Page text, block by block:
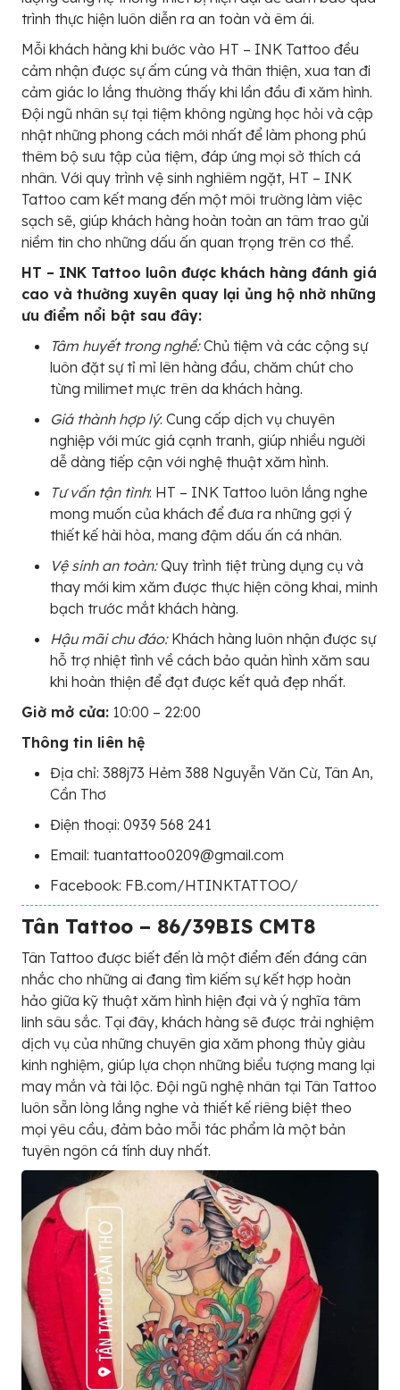
trình thực hiện luôn diễn ra an toàn và êm ái.
Mỗi khách hàng khi bước vào HT – INK Tattoo đều
cảm nhận được sự ấm cúng và thân thiện, xua tan đi
cảm giác lo lắng thường thấy khi lần đầu đi xăm hình.
Đội ngũ nhân sự tại tiệm không ngừng học hỏi và cập
nhật những phong cách mới nhất để làm phong phú
thêm bộ sưu tập của tiệm, đáp ứng mọi sở thích cá
nhân. Với quy trình vệ sinh nghiêm ngặt, HT – INK
Tattoo cam kết mang đến một môi trường làm việc
sạch sẽ, giúp khách hàng hoàn toàn an tâm trao gửi
niềm tin cho những dấu ấn quan trọng trên cơ thể.
HT – INK Tattoo luôn được khách hàng đánh giá
cao và thường xuyên quay lại ủng hộ nhờ những
ưu điểm nổi bật sau đây:
Tâm huyết trong nghề:Chủ tiệm và các cộng sự
luôn đặt sự tỉ mỉ lên hàng đầu, chăm chút cho
từng milimet mực trên da khách hàng.
Giá thành hợp lý: Cung cấp dịch vụ chuyên
nghiệp với mức giá cạnh tranh, giúp nhiều người
dễ dàng tiếp cận với nghệ thuật xăm hình.
Tư vấn tận tình: HT – INK Tattoo luôn lắng nghe
mong muốn của khách để đưa ra những gợi ý
thiết kế hài hòa, mang đậm dấu ấn cá nhân.
Vệ sinh an toàn:Quy trình tiệt trùng dụng cụ và
thay mới kim xăm được thực hiện công khai, minh
bạch trước mắt khách hàng.
Hậu mãi chu đáo:Khách hàng luôn nhận được sự
hỗ trợ nhiệt tình về cách bảo quản hình xăm sau
khi hoàn thiện để đạt được kết quả đẹp nhất.
Giờ mở cửa: 10:00 – 22:00
Thông tin liên hệ
Địa chỉ: 388j73 Hẻm 388 Nguyễn Văn Cừ, Tân An,
Cần Thơ
Điện thoại: 0939 568 241
Email: tuantattoo0209@gmail.com
Facebook: FB.com/HTINKTATTOO/
Tân Tattoo – 86/39BIS CMT8
Tân Tattoo được biết đến là một điểm đến đáng cân
nhắc cho những ai đang tìm kiếm sự kết hợp hoàn
hảo giữa kỹ thuật xăm hình hiện đại và ý nghĩa tâm
linh sâu sắc. Tại đây, khách hàng sẽ được trải nghiệm
dịch vụ của những chuyên gia xăm phong thủy giàu
kinh nghiệm, giúp lựa chọn những biểu tượng mang lại
may mắn và tài lộc. Đội ngũ nghệ nhân tại Tân Tattoo
luôn sẵn lòng lắng nghe và thiết kế riêng biệt theo
mọi yêu cầu, đảm bảo mỗi tác phẩm là một bản
tuyên ngôn cá tính duy nhất.